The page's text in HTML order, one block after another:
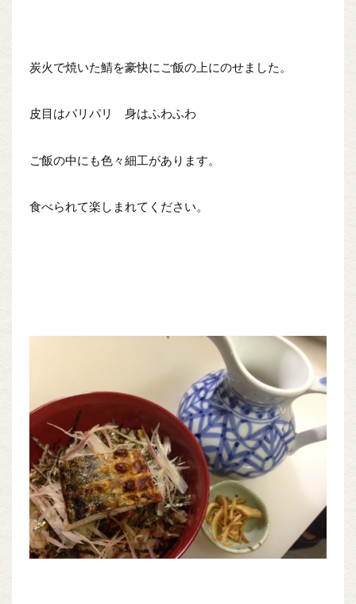
炭火で焼いた鯖を豪快にご飯の上にのせました。
皮目はパリパリ 身はふわふわ
ご飯の中にも色々細工があります。
食べられて楽しまれてください。